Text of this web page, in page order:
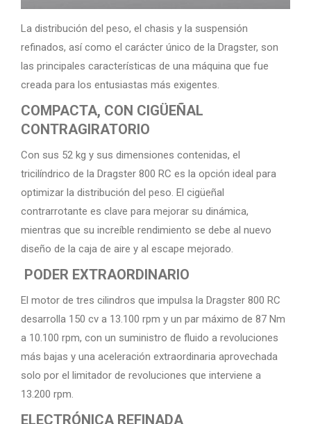
La distribución del peso, el chasis y la suspensión
refinados, así como el carácter único de la Dragster, son
las principales características de una máquina que fue
creada para los entusiastas más exigentes.
COMPACTA, CON CIGÜEÑAL
CONTRAGIRATORIO
Con sus 52 kg y sus dimensiones contenidas, el
tricilíndrico de la Dragster 800 RC es la opción ideal para
optimizar la distribución del peso. El cigüeñal
contrarrotante es clave para mejorar su dinámica,
mientras que su increíble rendimiento se debe al nuevo
diseño de la caja de aire y al escape mejorado.
PODER EXTRAORDINARIO
El motor de tres cilindros que impulsa la Dragster 800 RC
desarrolla 150 cv a 13.100 rpm y un par máximo de 87 Nm
a 10.100 rpm, con un suministro de fluido a revoluciones
más bajas y una aceleración extraordinaria aprovechada
solo por el limitador de revoluciones que interviene a
13.200 rpm.
ELECTRÓNICA REFINADA